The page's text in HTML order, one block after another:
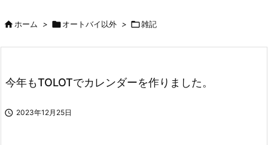
ホーム > オートバイ以外 > 雑記
今年もTOLOTでカレンダーを作りました。
 2023年12月25日